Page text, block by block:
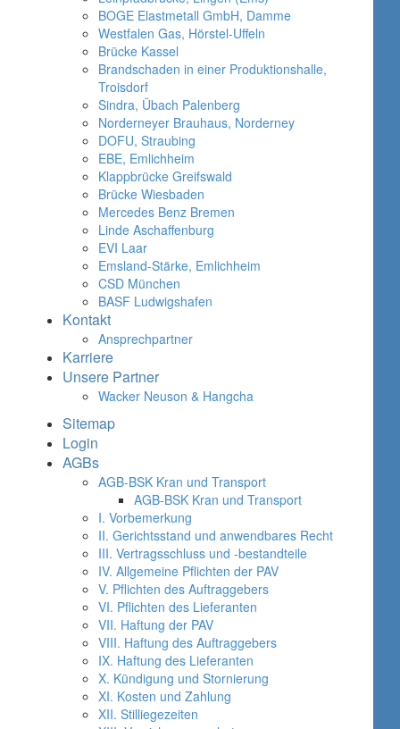
BOGE Elastmetall GmbH, Damme
Westfalen Gas, Hörstel-Uffeln
Brücke Kassel
Brandschaden in einer Produktionshalle,
Troisdorf
Sindra, Übach Palenberg
Norderneyer Brauhaus, Norderney
DOFU, Straubing
EBE, Emlichheim
Klappbrücke Greifswald
Brücke Wiesbaden
Mercedes Benz Bremen
Linde Aschaffenburg
EVI Laar
Emsland-Stärke, Emlichheim
CSD München
BASF Ludwigshafen
Kontakt
Ansprechpartner
Karriere
Unsere Partner
Wacker Neuson & Hangcha
Sitemap
Login
AGBs
AGB-BSK Kran und Transport
AGB-BSK Kran und Transport
I. Vorbemerkung
II. Gerichtsstand und anwendbares Recht
III. Vertragsschluss und -bestandteile
IV. Allgemeine Pflichten der PAV
V. Pflichten des Auftraggebers
VI. Pflichten des Lieferanten
VII. Haftung der PAV
VIII. Haftung des Auftraggebers
IX. Haftung des Lieferanten
X. Kündigung und Stornierung
XI. Kosten und Zahlung
XII. Stilliegezeiten